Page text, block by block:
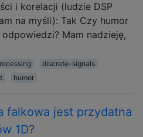
i korelacji (ludzie DSP
na myśli): Tak Czy humor
Mam nadzieję,
discrete-signals
humor
falkowa jest przydatna
1D?